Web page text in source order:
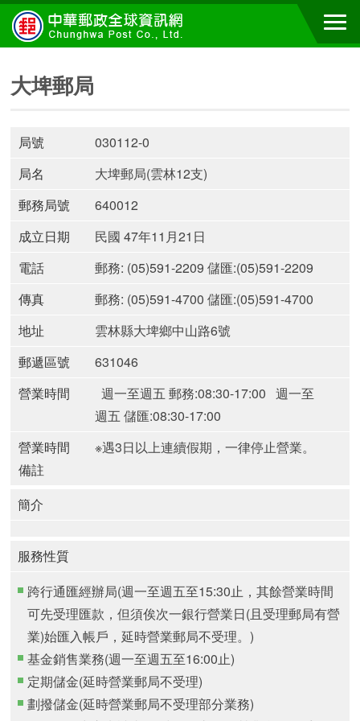
大埤郵局
局號
030112-0
局名
大埤郵局(雲林12支)
郵務局號
640012
成立日期
民國 47年11月21日
電話
郵務: (05)591-2209 儲匯:(05)591-2209
傳真
郵務: (05)591-4700 儲匯:(05)591-4700
地址
雲林縣大埤鄉中山路6號
郵遞區號
631046
營業時間
週一至週五 郵務:08:30-17:00 週一至
週五 儲匯:08:30-17:00
營業時間
備註
※遇3日以上連續假期，一律停止營業。
簡介
服務性質
跨行通匯經辦局(週一至週五至15:30止，其餘營業時間
可先受理匯款，但須俟次一銀行營業日(且受理郵局有營
業)始匯入帳戶，延時營業郵局不受理。)
基金銷售業務(週一至週五至16:00止)
定期儲金(延時營業郵局不受理)
劃撥儲金(延時營業郵局不受理部分業務)